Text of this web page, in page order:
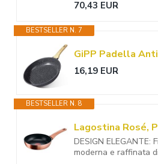
70,43 EUR
BESTSELLER N. 7
16,19 EUR
BESTSELLER N. 8
DESIGN ELEGANTE:
moderna e raffinata